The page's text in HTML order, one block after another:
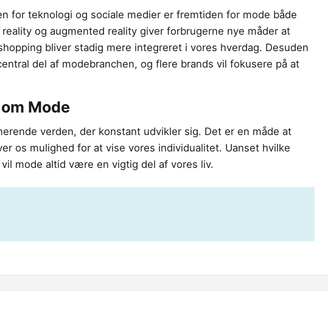
for teknologi og sociale medier er fremtiden for mode både
og augmented reality giver forbrugerne nye måder at
bliver stadig mere integreret i vores hverdag. Desuden
del af modebranchen, og flere brands vil fokusere på at
Mode
verden, der konstant udvikler sig. Det er en måde at
os mulighed for at vise vores individualitet. Uanset hvilke
mode altid være en vigtig del af vores liv.